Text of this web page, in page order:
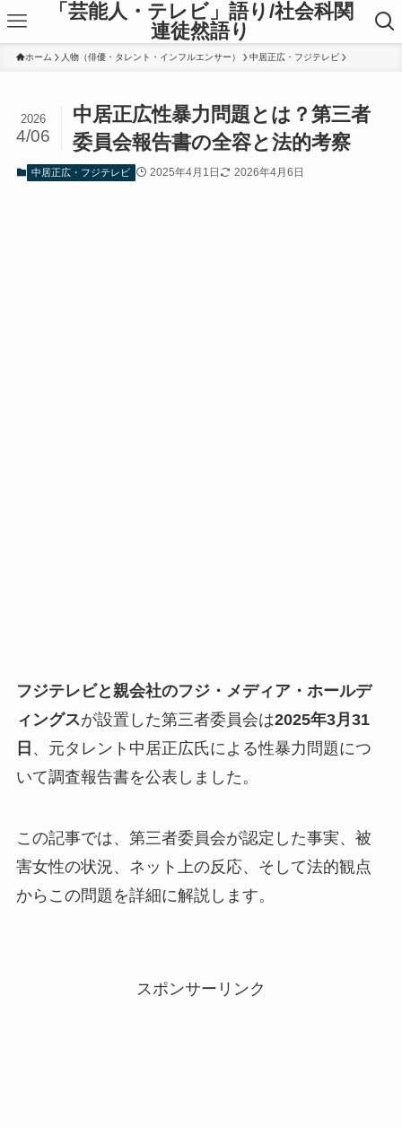
「芸能人・テレビ」語り/社会科関
連徒然語り
ホーム 人物（俳優・タレント・インフルエンサー） 中居正広・フジテレビ
中居正広性暴力問題とは？第三者
委員会報告書の全容と法的考察
2026
4/06
中居正広・フジテレビ 2025年4月1日 2026年4月6日
フジテレビと親会社のフジ・メディア・ホールデ
ィングスが設置した第三者委員会は2025年3月31
日 、元タレント中居正広氏による性暴力問題につ
いて調査報告書を公表しました。
この記事では、第三者委員会が認定した事実、被
害女性の状況、ネット上の反応、そして法的観点
からこの問題を詳細に解説します。
スポンサーリンク